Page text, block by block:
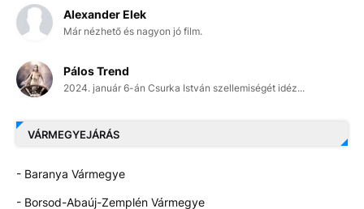
Alexander Elek
Már nézhető és nagyon jó film.
Pálos Trend
2024. január 6-án Csurka István szellemiségét idéz...
VÁRMEGYEJÁRÁS
- Baranya Vármegye
- Borsod-Abaúj-Zemplén Vármegye